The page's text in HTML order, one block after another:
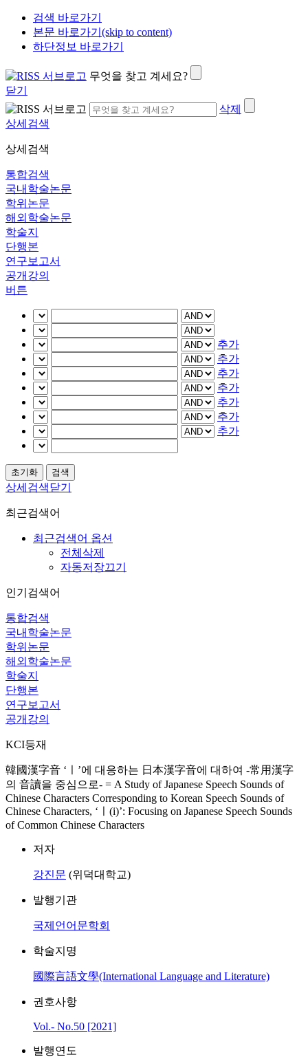
검색 바로가기
본문 바로가기(skip to content)
하단정보 바로가기
무엇을 찾고 계세요?
닫기
삭제
상세검색
상세검색
통합검색
국내학술논문
학위논문
해외학술논문
학술지
단행본
연구보고서
공개강의
버튼
추가
추가
추가
추가
추가
추가
추가
상세검색닫기
최근검색어
최근검색어 옵션
전체삭제
자동저장끄기
인기검색어
통합검색
국내학술논문
학위논문
해외학술논문
학술지
단행본
연구보고서
공개강의
KCI등재
韓國漢字音 ‘ㅣ’에 대응하는 日本漢字音에 대하여 -常用漢字
의 音讀을 중심으로- = A Study of Japanese Speech Sounds of
Chinese Characters Corresponding to Korean Speech Sounds of
Chinese Characters, ‘ㅣ(i)’: Focusing on Japanese Speech Sounds
of Common Chinese Characters
저자
강진문 (위덕대학교)
발행기관
국제언어문학회
학술지명
國際言語文學(International Language and Literature)
권호사항
Vol.- No.50 [2021]
발행연도